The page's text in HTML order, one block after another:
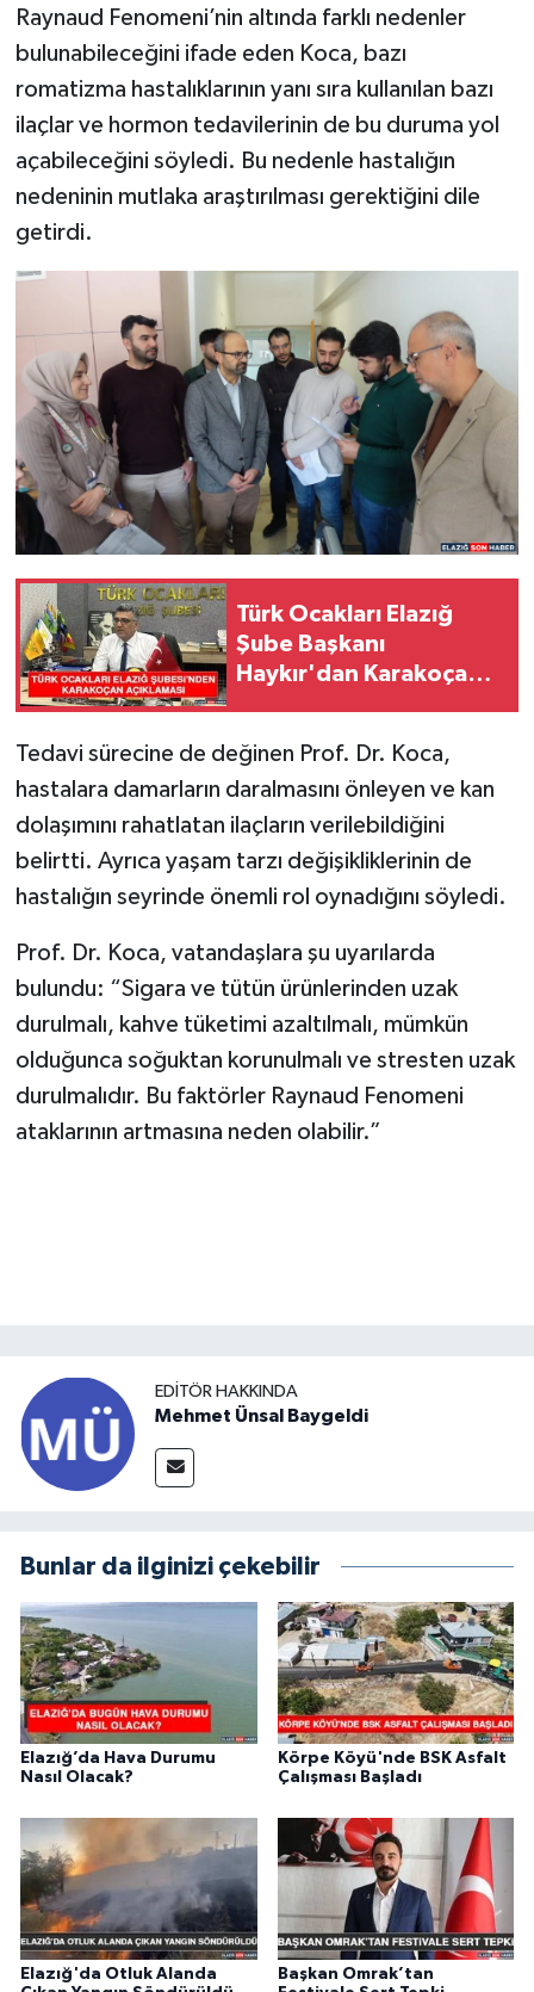
Raynaud Fenomeni’nin altında farklı nedenler
bulunabileceğini ifade eden Koca, bazı
romatizma hastalıklarının yanı sıra kullanılan bazı
ilaçlar ve hormon tedavilerinin de bu duruma yol
açabileceğini söyledi. Bu nedenle hastalığın
nedeninin mutlaka araştırılması gerektiğini dile
getirdi.
Türk Ocakları Elazığ
Şube Başkanı
Haykır'dan Karakoçan
Tedavi sürecine de değinen Prof. Dr. Koca,
hastalara damarların daralmasını önleyen ve kan
dolaşımını rahatlatan ilaçların verilebildiğini
belirtti. Ayrıca yaşam tarzı değişikliklerinin de
hastalığın seyrinde önemli rol oynadığını söyledi.
Prof. Dr. Koca, vatandaşlara şu uyarılarda
bulundu: “Sigara ve tütün ürünlerinden uzak
durulmalı, kahve tüketimi azaltılmalı, mümkün
olduğunca soğuktan korunulmalı ve stresten uzak
durulmalıdır. Bu faktörler Raynaud Fenomeni
ataklarının artmasına neden olabilir.”
EDITÖR HAKKINDA
Mehmet Ünsal Baygeldi
Bunlar da ilginizi çekebilir
Elazığ’da Hava Durumu
Nasıl Olacak?
Körpe Köyü'nde BSK Asfalt
Çalışması Başladı
Elazığ'da Otluk Alanda
Başkan Omrak’tan